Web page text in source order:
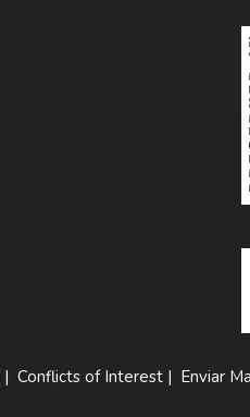
| Conflicts of Interest| Enviar